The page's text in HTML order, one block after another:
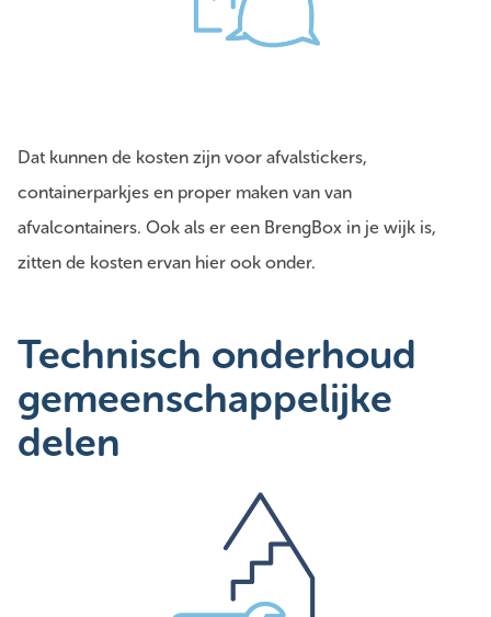
Dat kunnen de kosten zijn voor afvalstickers,
containerparkjes en proper maken van van
afvalcontainers. Ook als er een BrengBox in je wijk is,
zitten de kosten ervan hier ook onder.
Technisch onderhoud
gemeenschappelijke
delen